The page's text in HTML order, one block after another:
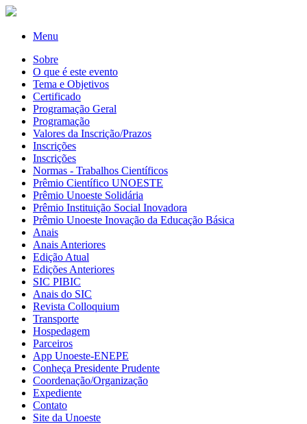
Menu
Sobre
O que é este evento
Tema e Objetivos
Certificado
Programação Geral
Programação
Valores da Inscrição/Prazos
Inscrições
Inscrições
Normas - Trabalhos Científicos
Prêmio Científico UNOESTE
Prêmio Unoeste Solidária
Prêmio Instituição Social Inovadora
Prêmio Unoeste Inovação da Educação Básica
Anais
Anais Anteriores
Edição Atual
Edições Anteriores
SIC PIBIC
Anais do SIC
Revista Colloquium
Transporte
Hospedagem
Parceiros
App Unoeste-ENEPE
Conheça Presidente Prudente
Coordenação/Organização
Expediente
Contato
Site da Unoeste